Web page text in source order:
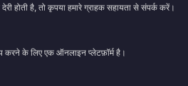
होती है, तो कृपया हमारे ग्राहक सहायता से संपर्क करें।
के लिए एक ऑनलाइन प्लेटफ़ॉर्म है।